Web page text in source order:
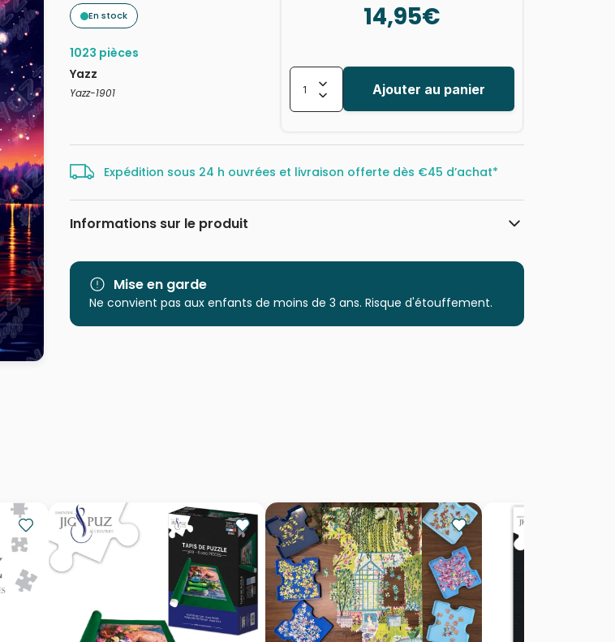
En stock
1023 pièces
Yazz
Yazz-1901
14,95€
Ajouter au panier
Expédition sous 24 h ouvrées et livraison offerte dès €45 d’achat*
Informations sur le produit
Catégorie
Instruments
Age
Puzzle pour Adultes (500 à 48.000
Mise en garde
Ne convient pas aux enfants de moins de 3 ans. Risque d'étouffement.